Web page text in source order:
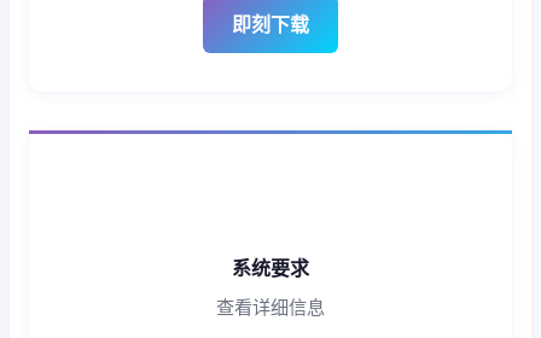
即刻下载
系统要求
查看详细信息